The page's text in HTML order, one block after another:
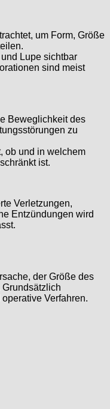
um Form, Größe
Lupe sichtbar
sind meist
Beweglichkeit des
zu
ob und in welchem
ist.
Verletzungen,
Entzündungen wird
der Größe des
Verfahren.